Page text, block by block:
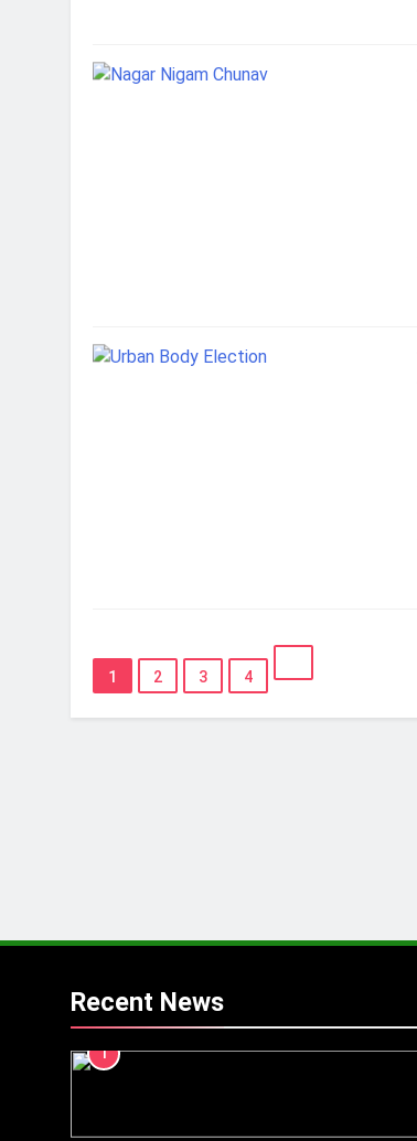
1 2 3 4
Recent News
1